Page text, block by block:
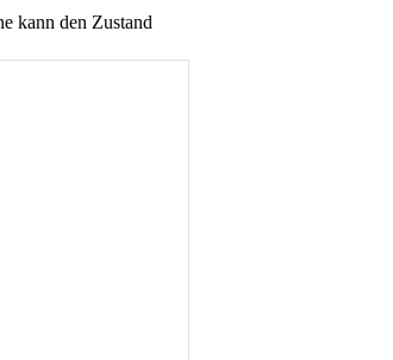
kann den Zustand